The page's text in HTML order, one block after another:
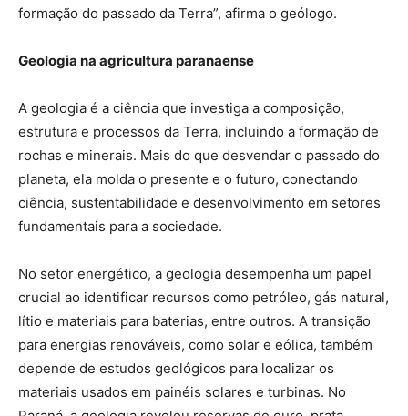
formação do passado da Terra”, afirma o geólogo.
Geologia na agricultura paranaense
A geologia é a ciência que investiga a composição,
estrutura e processos da Terra, incluindo a formação de
rochas e minerais. Mais do que desvendar o passado do
planeta, ela molda o presente e o futuro, conectando
ciência, sustentabilidade e desenvolvimento em setores
fundamentais para a sociedade.
No setor energético, a geologia desempenha um papel
crucial ao identificar recursos como petróleo, gás natural,
lítio e materiais para baterias, entre outros. A transição
para energias renováveis, como solar e eólica, também
depende de estudos geológicos para localizar os
materiais usados em painéis solares e turbinas. No